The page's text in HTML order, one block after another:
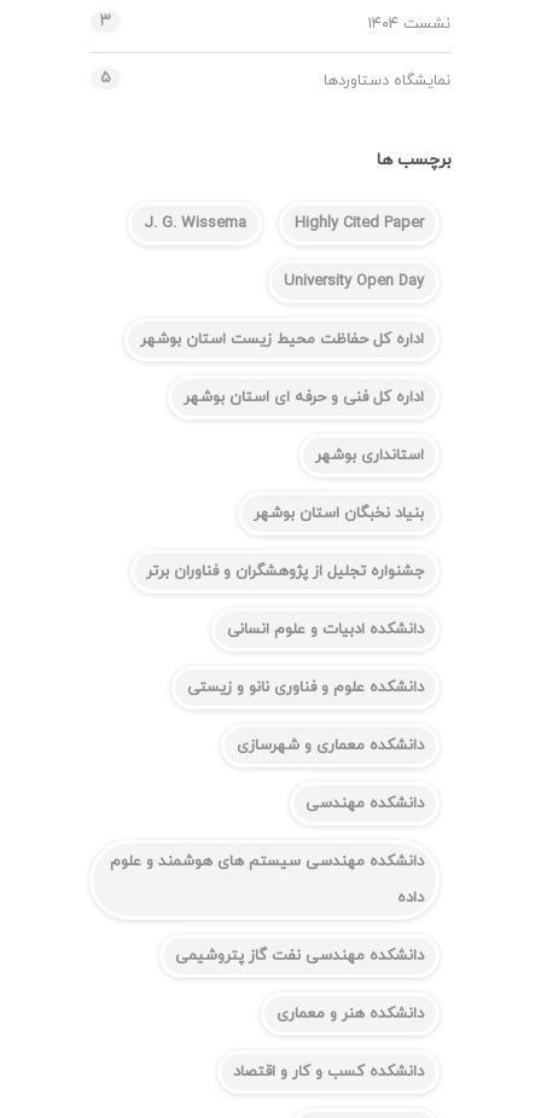
نشست ۱۴۰۴ ۳
نمایشگاه دستاوردها ۵
برچسب ها
Highly Cited Paper
J. G. Wissema
University Open Day
اداره کل حفاظت محیط زیست استان بوشهر
اداره کل فنی و حرفه ای استان بوشهر
استانداری بوشهر
بنیاد نخبگان استان بوشهر
جشنواره تجلیل از پژوهشگران و فناوران برتر
دانشکده ادبیات و علوم انسانی
دانشکده علوم و فناوری نانو و زیستی
دانشکده معماری و شهرسازی
دانشکده مهندسی
دانشکده مهندسی سیستم های هوشمند و علوم
داده
دانشکده مهندسی نفت گاز پتروشیمی
دانشکده هنر و معماری
دانشکده کسب و کار و اقتصاد